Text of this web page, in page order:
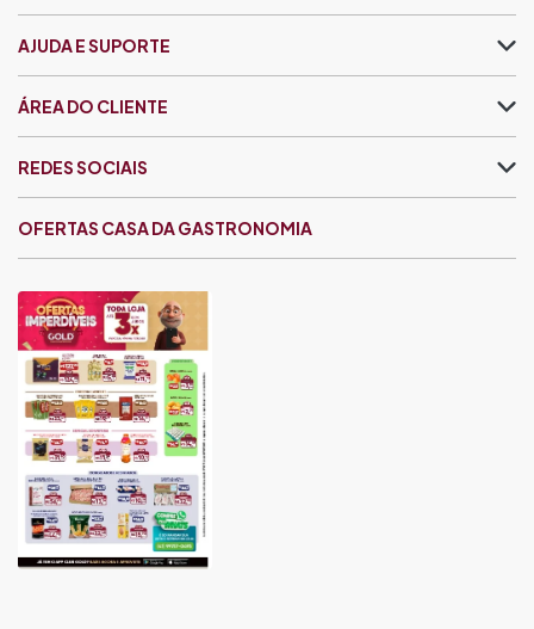
AJUDA E SUPORTE
ÁREA DO CLIENTE
OFERTAS CASA DA GASTRONOMIA
REDES SOCIAIS